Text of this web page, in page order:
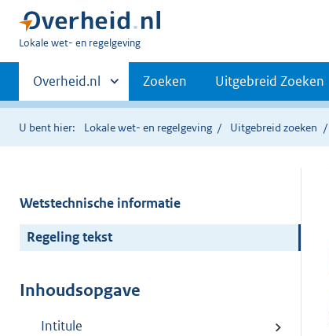
U
hier:
Lokale wet- en regelgeving
Primaire
navigatie
Andere
sites
binnen
Overheid.nl Zoeken Uitgebreid Zoeken
U bent hier: Lokale wet- en regelgeving Uitgebreid zoeken
Wetstechnische informatie
Regeling tekst
Inhoudsopgave
Intitule